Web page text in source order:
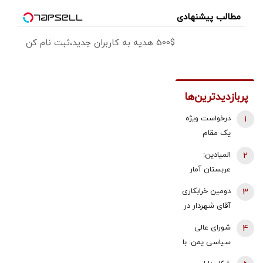
مطالب پیشنهادی
500$ هدیه به کاربران جدید،ثبت نام کن
پربازدیدترین‌ها
درخواست ویژه
یک مقام
جوانان: اگر
تفاهم ایران و
آمریکارا برای
آینده ایران
1
المیادین:
عربستان آمار
انصارالله را
محرمانه کرد
2
دومین خرابکاری
آقای شهردار در
پس لرزه صدور
«ابلاغیه‌های
3
شورای عالی
سیاسی یمن: با
4